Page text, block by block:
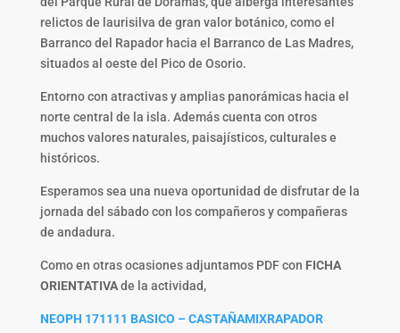
relictos de laurisilva de gran valor botánico, como el
Barranco del Rapador hacia el Barranco de Las Madres,
situados al oeste del Pico de Osorio.
Entorno con atractivas y amplias panorámicas hacia el
norte central de la isla. Además cuenta con otros
muchos valores naturales, paisajísticos, culturales e
históricos.
Esperamos sea una nueva oportunidad de disfrutar de la
jornada del sábado con los compañeros y compañeras
de andadura.
Como en otras ocasiones adjuntamos PDF con FICHA
ORIENTATIVAde la actividad,
NEOPH 171111 BASICO – CASTAÑAMIXRAPADOR